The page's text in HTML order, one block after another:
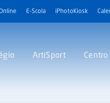
E-Scola iPhotoKiosk
ArtiSport Centro